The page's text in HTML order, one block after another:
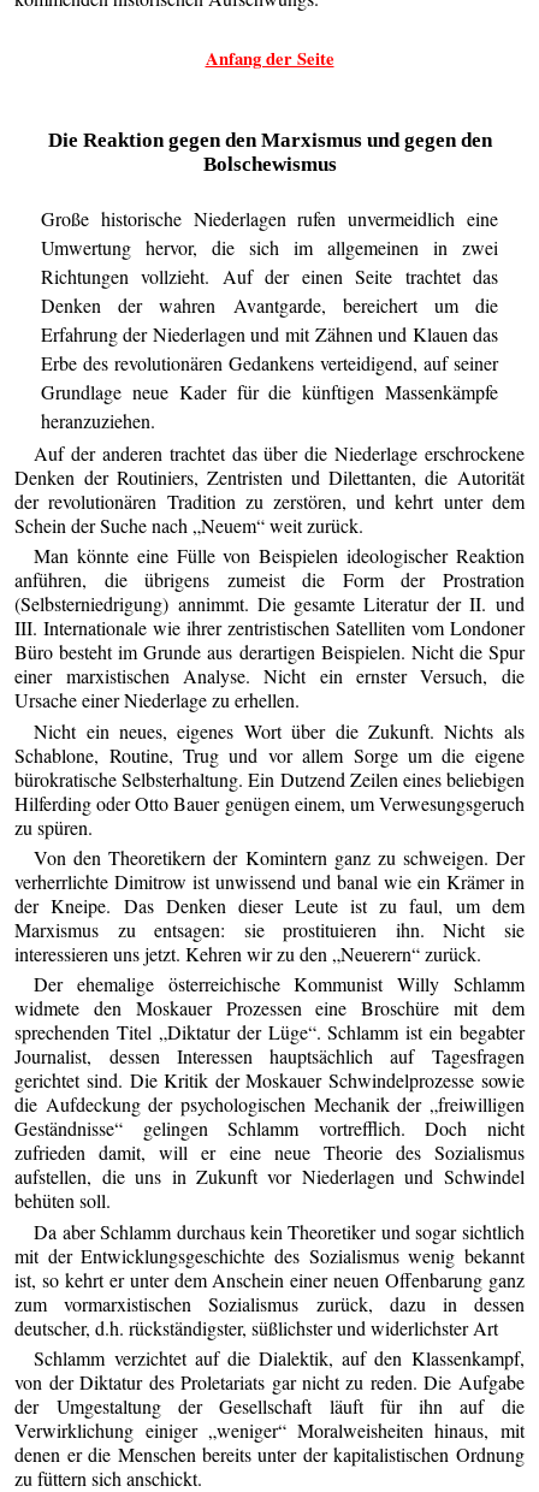
Anfang der Seite
Die Reaktion gegen den Marxismus und gegen den
Bolschewismus
Große historische Niederlagen rufen unvermeidlich eine
Umwertung hervor, die sich im allgemeinen in zwei
Richtungen vollzieht. Auf der einen Seite trachtet das
Denken der wahren Avantgarde, bereichert um die
Erfahrung der Niederlagen und mit Zähnen und Klauen das
Erbe des revolutionären Gedankens verteidigend, auf seiner
Grundlage neue Kader für die künftigen Massenkämpfe
heranzuziehen.
Auf der anderen trachtet das über die Niederlage erschrockene
Denken der Routiniers, Zentristen und Dilettanten, die Autorität
der revolutionären Tradition zu zerstören, und kehrt unter dem
Schein der Suche nach „Neuem“ weit zurück.
Man könnte eine Fülle von Beispielen ideologischer Reaktion
anführen, die übrigens zumeist die Form der Prostration
(Selbsterniedrigung) annimmt. Die gesamte Literatur der II. und
III. Internationale wie ihrer zentristischen Satelliten vom Londoner
Büro besteht im Grunde aus derartigen Beispielen. Nicht die Spur
einer marxistischen Analyse. Nicht ein ernster Versuch, die
Ursache einer Niederlage zu erhellen.
Nicht ein neues, eigenes Wort über die Zukunft. Nichts als
Schablone, Routine, Trug und vor allem Sorge um die eigene
bürokratische Selbsterhaltung. Ein Dutzend Zeilen eines beliebigen
Hilferding oder Otto Bauer genügen einem, um Verwesungsgeruch
zu spüren.
Von den Theoretikern der Komintern ganz zu schweigen. Der
verherrlichte Dimitrow ist unwissend und banal wie ein Krämer in
der Kneipe. Das Denken dieser Leute ist zu faul, um dem
Marxismus zu entsagen: sie prostituieren ihn. Nicht sie
interessieren uns jetzt. Kehren wir zu den „Neuerern“ zurück.
Der ehemalige österreichische Kommunist Willy Schlamm
widmete den Moskauer Prozessen eine Broschüre mit dem
sprechenden Titel „Diktatur der Lüge“. Schlamm ist ein begabter
Journalist, dessen Interessen hauptsächlich auf Tagesfragen
gerichtet sind. Die Kritik der Moskauer Schwindelprozesse sowie
die Aufdeckung der psychologischen Mechanik der „freiwilligen
Geständnisse“ gelingen Schlamm vortrefflich. Doch nicht
zufrieden damit, will er eine neue Theorie des Sozialismus
aufstellen, die uns in Zukunft vor Niederlagen und Schwindel
behüten soll.
Da aber Schlamm durchaus kein Theoretiker und sogar sichtlich
mit der Entwicklungsgeschichte des Sozialismus wenig bekannt
ist, so kehrt er unter dem Anschein einer neuen Offenbarung ganz
zum vormarxistischen Sozialismus zurück, dazu in dessen
deutscher, d.h. rückständigster, süßlichster und widerlichster Art
Schlamm verzichtet auf die Dialektik, auf den Klassenkampf,
von der Diktatur des Proletariats gar nicht zu reden. Die Aufgabe
der Umgestaltung der Gesellschaft läuft für ihn auf die
Verwirklichung einiger „weniger“ Moralweisheiten hinaus, mit
denen er die Menschen bereits unter der kapitalistischen Ordnung
zu füttern sich anschickt.